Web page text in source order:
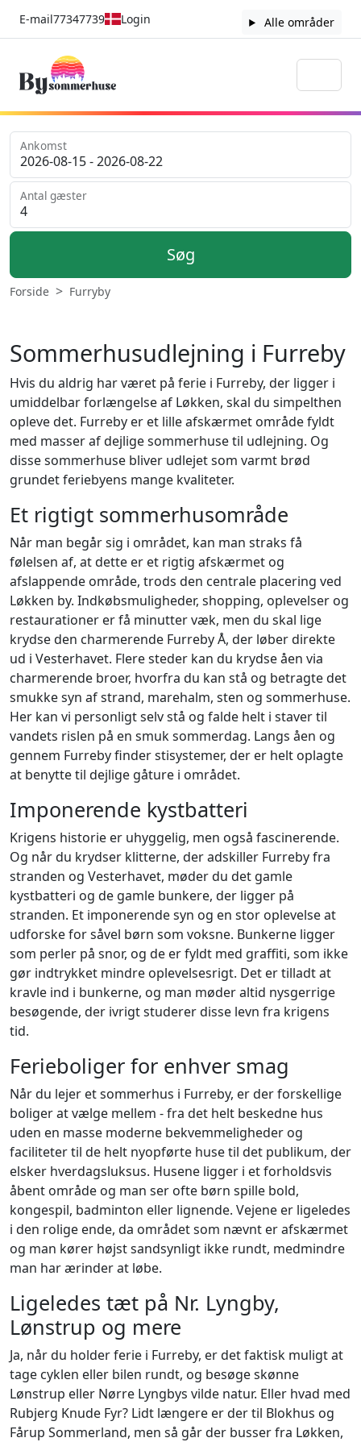
E-mail77347739 Login Alle områder
Ankomst
Antal gæster
Søg
Forside Furryby
Sommerhusudlejning i Furreby
Hvis du aldrig har været på ferie i Furreby, der ligger i
umiddelbar forlængelse af Løkken, skal du simpelthen
opleve det. Furreby er et lille afskærmet område fyldt
med masser af dejlige sommerhuse til udlejning. Og
disse sommerhuse bliver udlejet som varmt brød
grundet feriebyens mange kvaliteter.
Et rigtigt sommerhusområde
Når man begår sig i området, kan man straks få
følelsen af, at dette er et rigtig afskærmet og
afslappende område, trods den centrale placering ved
Løkken by. Indkøbsmuligheder, shopping, oplevelser og
restaurationer er få minutter væk, men du skal lige
krydse den charmerende Furreby Å, der løber direkte
ud i Vesterhavet. Flere steder kan du krydse åen via
charmerende broer, hvorfra du kan stå og betragte det
smukke syn af strand, marehalm, sten og sommerhuse.
Her kan vi personligt selv stå og falde helt i staver til
vandets rislen på en smuk sommerdag. Langs åen og
gennem Furreby finder stisystemer, der er helt oplagte
at benytte til dejlige gåture i området.
Imponerende kystbatteri
Krigens historie er uhyggelig, men også fascinerende.
Og når du krydser klitterne, der adskiller Furreby fra
stranden og Vesterhavet, møder du det gamle
kystbatteri og de gamle bunkere, der ligger på
stranden. Et imponerende syn og en stor oplevelse at
udforske for såvel børn som voksne. Bunkerne ligger
som perler på snor, og de er fyldt med graffiti, som ikke
gør indtrykket mindre oplevelsesrigt. Det er tilladt at
kravle ind i bunkerne, og man møder altid nysgerrige
besøgende, der ivrigt studerer disse levn fra krigens
tid.
Ferieboliger for enhver smag
Når du lejer et sommerhus i Furreby, er der forskellige
boliger at vælge mellem - fra det helt beskedne hus
uden en masse moderne bekvemmeligheder og
faciliteter til de helt nyopførte huse til det publikum, der
elsker hverdagsluksus. Husene ligger i et forholdsvis
åbent område og man ser ofte børn spille bold,
kongespil, badminton eller lignende. Vejene er ligeledes
i den rolige ende, da området som nævnt er afskærmet
og man kører højst sandsynligt ikke rundt, medmindre
man har ærinder at løbe.
Ligeledes tæt på Nr. Lyngby,
Lønstrup og mere
Ja, når du holder ferie i Furreby, er det faktisk muligt at
tage cyklen eller bilen rundt, og besøge skønne
Lønstrup eller Nørre Lyngbys vilde natur. Eller hvad med
Rubjerg Knude Fyr? Lidt længere er der til Blokhus og
Fårup Sommerland, men så går der busser fra Løkken,